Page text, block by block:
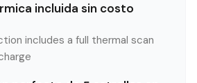
incluida sin costo
includes a full thermal scan